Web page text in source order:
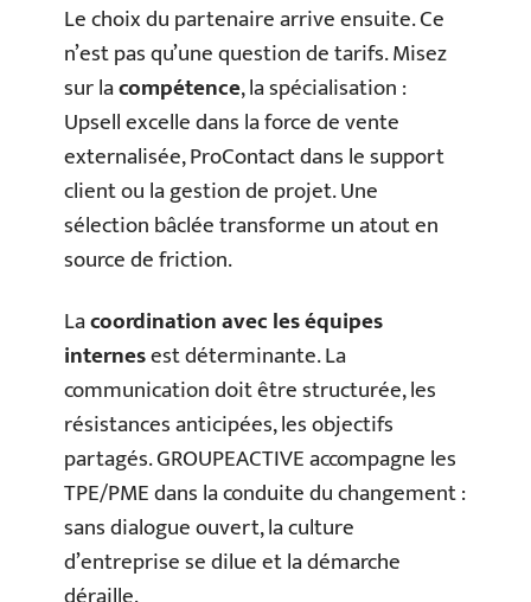
Le choix du partenaire arrive ensuite. Ce
n’est pas qu’une question de tarifs. Misez
sur lacompétence, la spécialisation :
Upsell excelle dans la force de vente
externalisée, ProContact dans le support
client ou la gestion de projet. Une
sélection bâclée transforme un atout en
source de friction.
Lacoordination avec les équipes
internesest déterminante. La
communication doit être structurée, les
résistances anticipées, les objectifs
partagés. GROUPEACTIVE accompagne les
TPE/PME dans la conduite du changement :
sans dialogue ouvert, la culture
d’entreprise se dilue et la démarche